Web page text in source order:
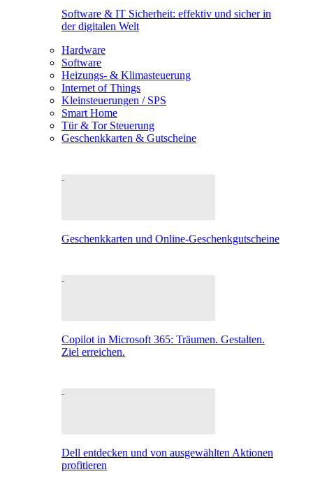
Software & IT Sicherheit: effektiv und sicher in
der digitalen Welt
Hardware
Software
Heizungs- & Klimasteuerung
Internet of Things
Kleinsteuerungen / SPS
Smart Home
Tür & Tor Steuerung
Geschenkkarten & Gutscheine
Geschenkkarten und Online-Geschenkgutscheine
Copilot in Microsoft 365: Träumen. Gestalten.
Ziel erreichen.
Dell entdecken und von ausgewählten Aktionen
profitieren